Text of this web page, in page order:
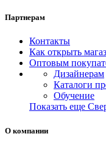
Партнерам
Контакты
Как открыть
Оптовым
Дизайнерам
Каталоги
Обучение
Показать еще
О компании